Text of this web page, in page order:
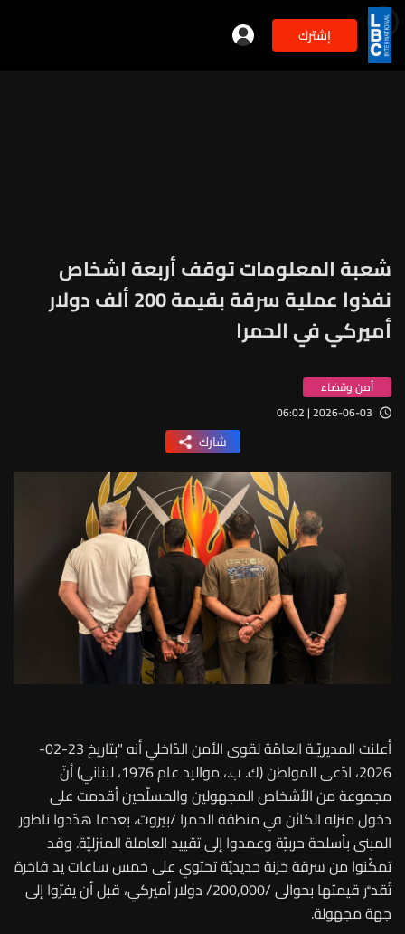
إشترك
شعبة المعلومات توقف أربعة اشخاص
نفذوا عملية سرقة بقيمة 200 ألف دولار
أميركي في الحمرا
أمن وقضاء
2026-06-03 | 06:02
شارك
أعلنت المديريّـة العامّة لقوى الأمن الدّاخلي أنه "بتاريخ 23-02-
2026، ادّعى المواطن (ك. ب.، مواليد عام 1976، لبناني) أنّ
مجموعة من الأشخاص المجهولين والمسلّحين أقدمت على
دخول منزله الكائن في منطقة الحمرا /بيروت، بعدما هدّدوا ناطور
المبنى بأسلحة حربيّة وعمدوا إلى تقييد العاملة المنزليّة. وقد
تمكّنوا من سرقة خزنة حديديّة تحتوي على خمس ساعات يد فاخرة
تُقدَّر قيمتها بحوالى /200,000/ دولار أميركي، قبل أن يفرّوا إلى
جهة مجهولة.